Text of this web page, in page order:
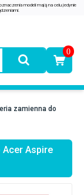
0
zamienna do
Aspire